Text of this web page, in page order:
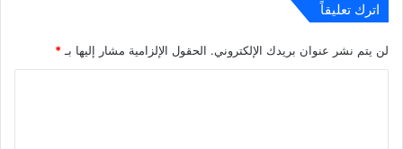
اترك تعليقاً
لن يتم نشر عنوان بريدك الإلكتروني. الحقول الإلزامية مشار إليها بـ*